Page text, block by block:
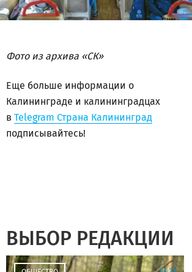
Фото из архива «СК»
Еще больше информации о
Калининграде и калининградцах
в Telegram Страна Калининград
подписывайтесь!
ВЫБОР РЕДАКЦИИ